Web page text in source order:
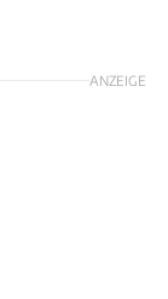
ANZEIGE